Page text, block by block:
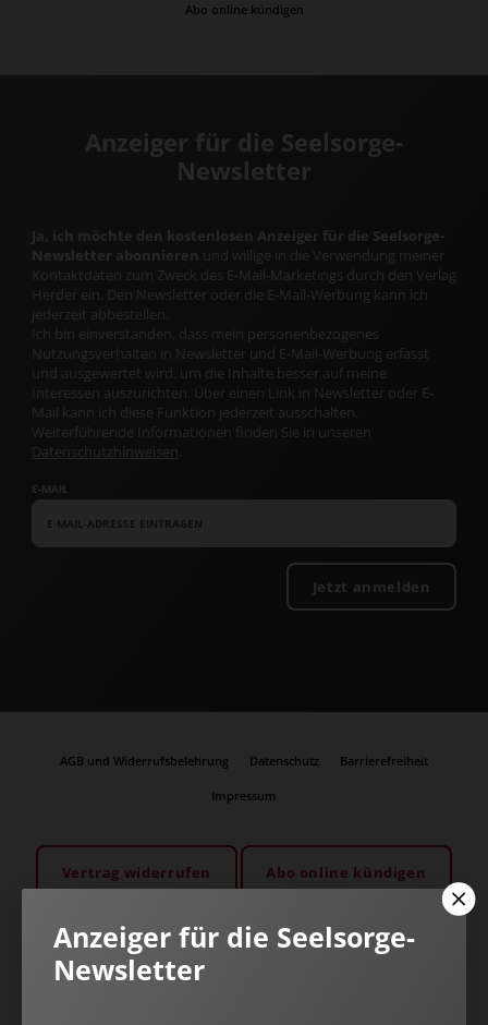
Abo online kündigen
Anzeiger für die Seelsorge-
Newsletter
Ja, ich möchte den kostenlosen Anzeiger für die Seelsorge-
Newsletter abonnieren und willige in die Verwendung meiner
Kontaktdaten zum Zweck des E-Mail-Marketings durch den Verlag
Herder ein. Den Newsletter oder die E-Mail-Werbung kann ich
jederzeit abbestellen.
Ich bin einverstanden, dass mein personenbezogenes
Nutzungsverhalten in Newsletter und E-Mail-Werbung erfasst
und ausgewertet wird, um die Inhalte besser auf meine
Interessen auszurichten. Über einen Link in Newsletter oder E-
Mail kann ich diese Funktion jederzeit ausschalten.
Weiterführende Informationen finden Sie in unseren
Datenschutzhinweisen
E-MAIL
Jetzt anmelden
AGB und Widerrufsbelehrung Datenschutz Barrierefreiheit
Impressum
Vertrag widerrufen Abo online kündigen
Anzeiger für die Seelsorge-
Newsletter